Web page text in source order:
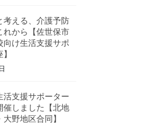
考える、介護予防
れから【佐世保市
向け生活支援サポ
活支援サポーター
催しました【北地
野地区合同】